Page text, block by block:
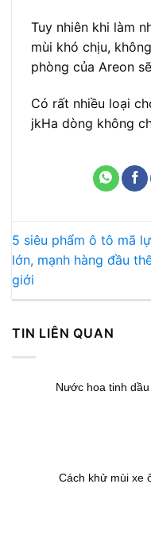
Tuy nhiên khi làm
mùi khó chịu,
phòng của Areon
Có rất nhiều loại
jkHa dòng không
5 siêu phẩm ô tô mã
lớn, mạnh hàng đầu
giới
TIN LIÊN QUAN
Nước hoa tinh
Cách khử mùi xe